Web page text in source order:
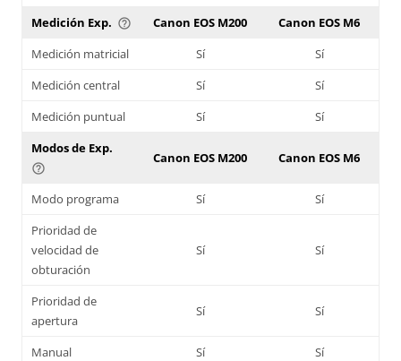
Medición Exp. help_outline Canon EOS M200
Canon EOS M6
Medición matricial
Sí
Sí
Medición central
Sí
Sí
Medición puntual
Sí
Sí
Modos de Exp.
help_outline
Canon EOS M200 Canon EOS M6
Modo programa Sí
Sí
Prioridad de
velocidad de
obturación
Sí Sí
Prioridad de
apertura
Sí Sí
Manual Sí
Sí